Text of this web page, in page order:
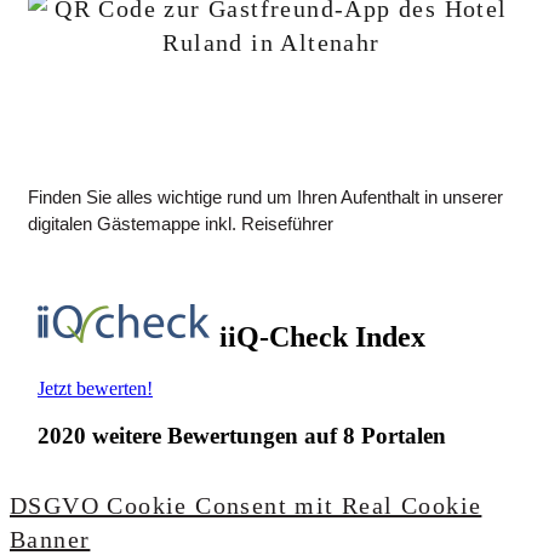
Finden Sie alles wichtige rund um Ihren Aufenthalt in unserer
digitalen Gästemappe inkl. Reiseführer
DSGVO Cookie Consent mit Real Cookie
Banner